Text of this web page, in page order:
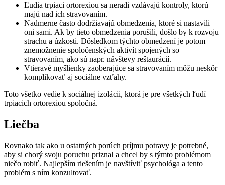
Ľudia trpiaci ortorexiou sa neradi vzdávajú kontroly, ktorú
majú nad ich stravovaním.
Nadmerne často dodržiavajú obmedzenia, ktoré si nastavili
oni sami. Ak by tieto obmedzenia porušili, došlo by k rozvoju
strachu a úzkosti. Dôsledkom týchto obmedzení je potom
znemožnenie spoločenských aktivít spojených so
stravovaním, ako sú napr. návštevy reštaurácií.
Vtieravé myšlienky zaoberajúce sa stravovaním môžu neskôr
komplikovať aj sociálne vzťahy.
Toto všetko vedie k sociálnej izolácii, ktorá je pre všetkých ľudí
trpiacich ortorexiou spoločná.
Liečba
Rovnako tak ako u ostatných porúch príjmu potravy je potrebné,
aby si chorý svoju poruchu priznal a chcel by s týmto problémom
niečo robiť. Najlepším riešením je navštíviť psychológa a tento
problém s ním konzultovať.